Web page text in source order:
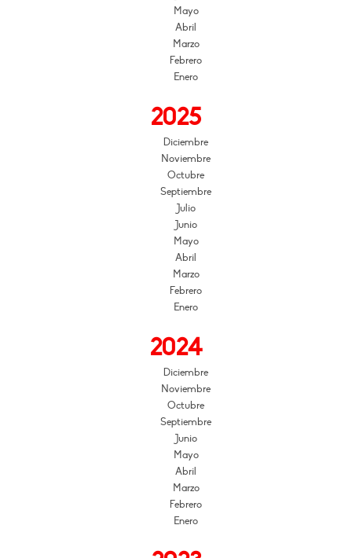
Mayo
Abril
Marzo
Febrero
Enero
2025
Diciembre
Noviembre
Octubre
Septiembre
Julio
Junio
Mayo
Abril
Marzo
Febrero
Enero
2024
Diciembre
Noviembre
Octubre
Septiembre
Junio
Mayo
Abril
Marzo
Febrero
Enero